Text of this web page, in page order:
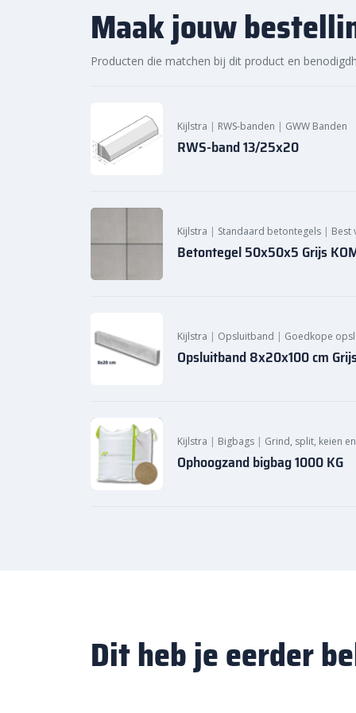
Bestellen via sierbestratingsmarkt.com :
13/25×20 bocht r=6 uitwendig
snel en
sierbestratingsmarkt.com . Wij zorgen voor een
Heb je vragen of behoefte aan advies? Neem
je graag verder!
Maak jouw
Producten die matchen bij dit product en
Kijlstra | RWS-banden | GWW Banden
RWS-band 13/25x20
Kijlstra | Standaard betontegels | Best
Betontegel 50x50x5 Grijs
Kijlstra | Opsluitband | Goedkope
Opsluitband 8x20x100 cm
Kijlstra | Bigbags | Grind, split, keien
Ophoogzand bigbag 1000 KG
Dit heb je eerder